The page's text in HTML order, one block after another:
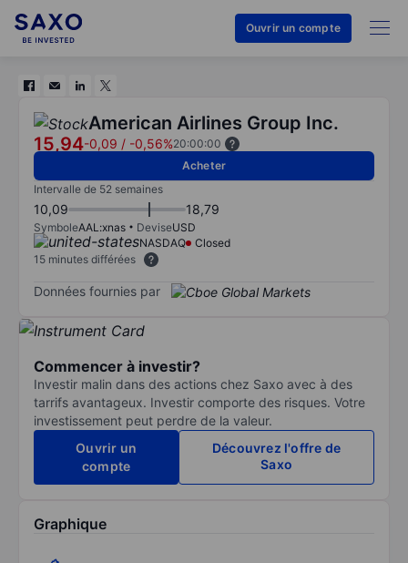
Ouvrir un compte
American Airlines Group Inc.
15,94-0,09 / -0,56%20:00:00
Acheter
Intervalle de 52 semaines
10,09 18,79
SymboleAAL:xnas DeviseUSD
NASDAQ
Closed
15 minutes différées
Données fournies par
Commencer à investir?
Investir malin dans des actions chez Saxo avec à des
tarrifs avantageux. Investir comporte des risques. Votre
investissement peut perdre de la valeur.
Ouvrir un
compte
Découvrez l'offre de
Saxo
Graphique